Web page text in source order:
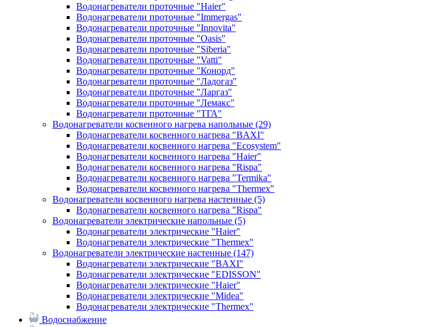
Водонагреватели проточные "Haier"
Водонагреватели проточные "Immergas"
Водонагреватели проточные "Innovita"
Водонагреватели проточные "Oasis"
Водонагреватели проточные "Siberia"
Водонагреватели проточные "Vatti"
Водонагреватели проточные "Конорд"
Водонагреватели проточные "Ладогаз"
Водонагреватели проточные "Ларгаз"
Водонагреватели проточные "Лемакс"
Водонагреватели проточные "ТГА"
Водонагреватели косвенного нагрева напольные (29)
Водонагреватели косвенного нагрева "BAXI"
Водонагреватели косвенного нагрева "Ecosystem"
Водонагреватели косвенного нагрева "Haier"
Водонагреватели косвенного нагрева "Rispa"
Водонагреватели косвенного нагрева "Termika"
Водонагреватели косвенного нагрева "Thermex"
Водонагреватели косвенного нагрева настенные (5)
Водонагреватели косвенного нагрева "Rispa"
Водонагреватели электрические напольные (5)
Водонагреватели электрические "Haier"
Водонагреватели электрические "Thermex"
Водонагреватели электрические настенные (147)
Водонагреватели электрические "BAXI"
Водонагреватели электрические "EDISSON"
Водонагреватели электрические "Haier"
Водонагреватели электрические "Midea"
Водонагреватели электрические "Thermex"
Водоснабжение